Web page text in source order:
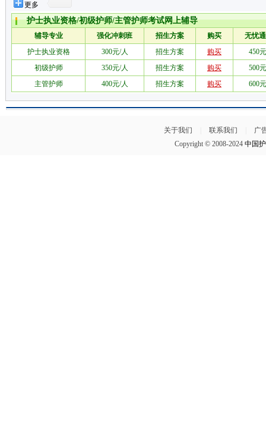
更多
关于我们 联系我们
广
Copyright © 2008-2024 中国